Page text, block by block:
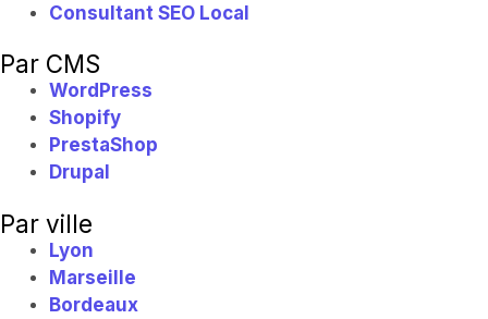
Consultant SEO Local
Par CMS
WordPress
Shopify
PrestaShop
Drupal
Par ville
Lyon
Marseille
Bordeaux